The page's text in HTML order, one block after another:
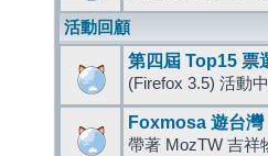
活動回顧
第四屆 Top15 票
(Firefox 3.5) 活動
Foxmosa 遊台灣
帶著 MozTW 吉祥